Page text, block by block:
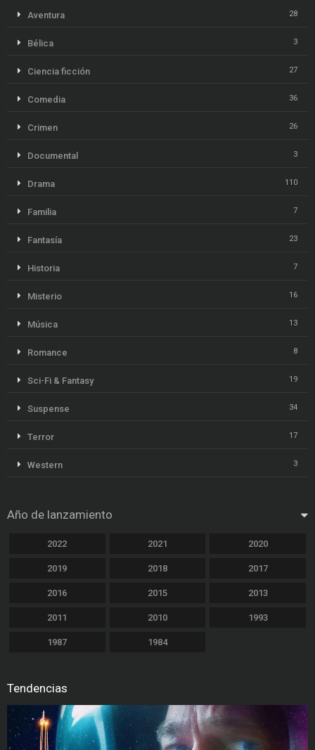
Aventura 28
Bélica 3
Ciencia ficción 27
Comedia 36
Crimen 26
Documental 3
Drama 110
Familia 7
Fantasía 23
Historia 7
Misterio 16
Música 13
Romance 8
Sci-Fi & Fantasy 19
Suspense 34
Terror 17
Western 3
Año de lanzamiento
2022 2021 2020
2019 2018 2017
2016 2015 2013
2011 2010 1993
1987 1984
Tendencias